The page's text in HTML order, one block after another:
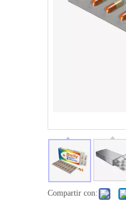
Compartir con: